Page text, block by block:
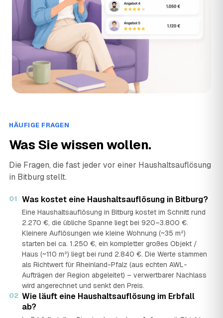
HÄUFIGE FRAGEN
Was Sie wissen wollen.
Die Fragen, die fast jeder vor einer Haushaltsauflösung
in Bitburg stellt.
01 Was kostet eine Haushaltsauflösung in Bitburg?
Eine Haushaltsauflösung in Bitburg kostet im Schnitt rund
2.270 €, die übliche Spanne liegt bei 920–3.800 €.
Kleinere Auflösungen wie kleine Wohnung (~35 m²)
starten bei ca. 1.250 €, ein kompletter großes Objekt /
Haus (~110 m²) liegt bei rund 2.840 €. Die Werte stammen
als Richtwert für Rheinland-Pfalz (aus echten AWL-
Aufträgen der Region abgeleitet) – verwertbarer Nachlass
wird angerechnet und senkt den Preis.
02 Wie läuft eine Haushaltsauflösung im Erbfall
ab?